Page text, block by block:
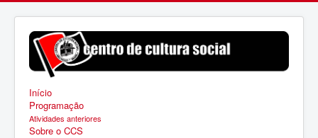
Início
Programação
Atividades anteriores
Sobre o CCS